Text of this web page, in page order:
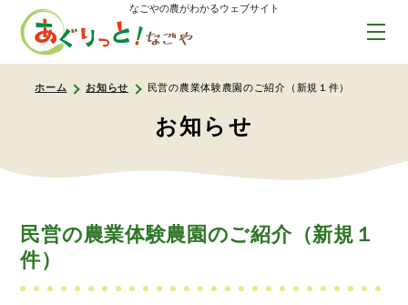
なごやの農がわかるウェブサイト
ホーム お知らせ 民営の農業体験農園のご紹介（新規１件）
お知らせ
民営の農業体験農園のご紹介（新規１
件）